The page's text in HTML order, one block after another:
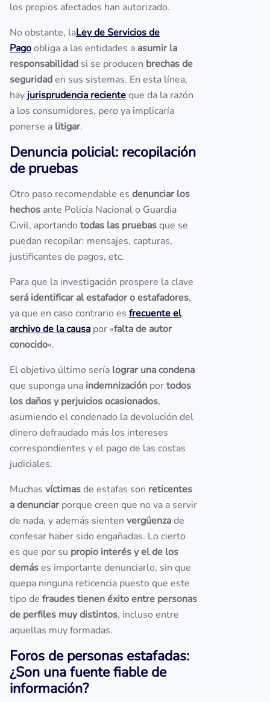
los propios afectados han autorizado.
No obstante, laLey de Servicios de
Pagoobliga a las entidades a asumir la
responsabilidad si se producen brechas de
seguridaden sus sistemas. En esta línea,
hay jurisprudencia recienteque da la razón
a los consumidores, pero ya implicaría
ponerse a litigar.
Denuncia policial: recopilación
de pruebas
Otro paso recomendable es denunciar los
hechos ante Policía Nacional o Guardia
Civil, aportando todas las pruebasque se
puedan recopilar: mensajes, capturas,
justificantes de pagos, etc.
Para que la investigación prospere la clave
será identificar al estafador o estafadores,
ya que en caso contrario es frecuente el
archivo de la causa por «falta de autor
conocido«.
El objetivo último sería lograr una condena
que suponga una indemnización portodos
los daños y perjuicios ocasionados,
asumiendo el condenado la devolución del
dinero defraudado más los intereses
correspondientes y el pago de las costas
judiciales.
Muchas víctimasde estafas son reticentes
a denunciarporque creen que no va a servir
de nada, y además sienten vergüenzade
confesar haber sido engañadas. Lo cierto
es que por su propio interés y el de los
demáses importante denunciarlo, sin que
quepa ninguna reticencia puesto que este
tipo de fraudes tienen éxito entre personas
de perfiles muy distintos, incluso entre
aquellas muy formadas.
Foros de personas estafadas:
¿Son una fuente fiable de
información?